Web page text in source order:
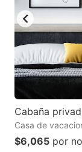
Cabaña
Casa de
$6,065 por